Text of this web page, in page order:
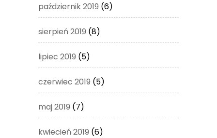
październik 2019 (6)
sierpień 2019 (8)
lipiec 2019 (5)
czerwiec 2019 (5)
maj 2019 (7)
kwiecień 2019 (6)